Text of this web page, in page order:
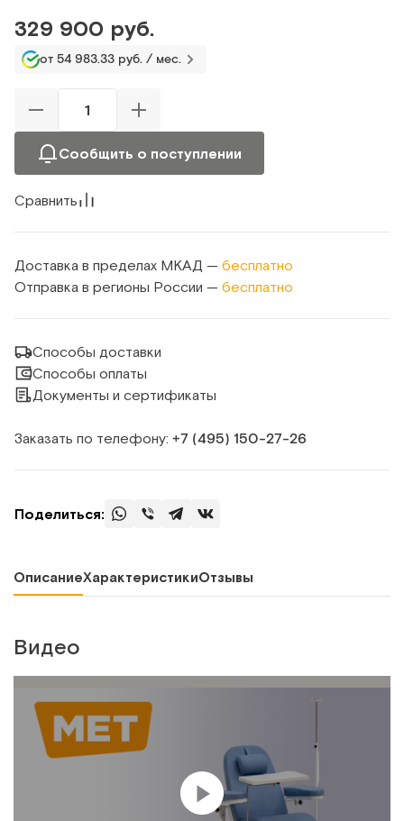
329 900 руб.
от 54 983.33 руб. / мес.
Сообщить о поступлении
Сравнить
Доставка в пределах МКАД — бесплатно
Отправка в регионы России — бесплатно
Способы доставки
Способы оплаты
Документы и сертификаты
Заказать по телефону: +7 (495) 150‑27‑26
Поделиться:
ОписаниеХарактеристикиОтзывы
Видео